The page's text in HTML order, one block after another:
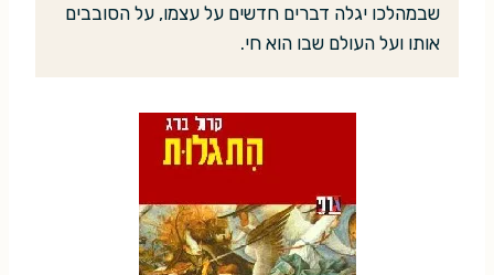
שבמהלכו יגלה דברים חדשים על עצמו, על הסובבים
אותו ועל העולם שבו הוא חי.